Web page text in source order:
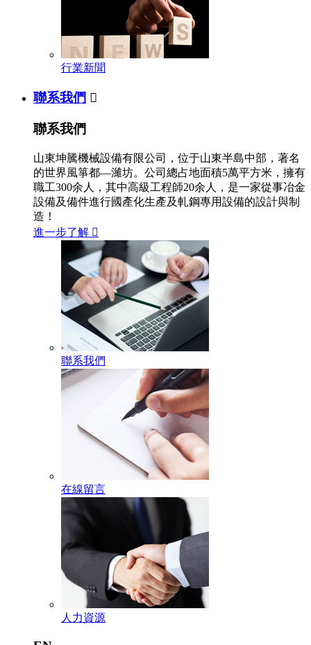
行業新聞
聯系我們 
聯系我們
山東坤騰機械設備有限公司，位于山東半島中部，著名
的世界風箏都—濰坊。公司總占地面積5萬平方米，擁有
職工300余人，其中高級工程師20余人，是一家從事冶金
設備及備件進行國產化生產及軋鋼專用設備的設計與制
造！
進一步了解 
聯系我們
在線留言
人力資源